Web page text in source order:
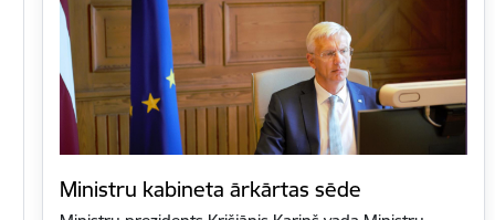
Ministru kabineta ārkārtas sēde